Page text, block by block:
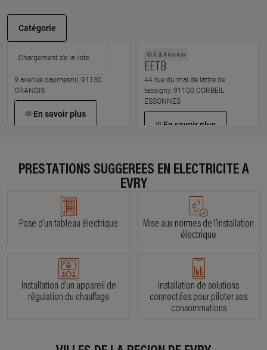
Catégorie
À 3.2 km km
9 avenue daumesnil, 91130
ORANGIS
En savoir plus
À 3.4 km km
EETB
44 rue du mal de lattre de
tassigny, 91100 CORBEIL
ESSONNES
En savoir plus
À 4.3 km km
En savoir plus
À 5.5 km km
ALLIANCE ELECTRIQUE
91210 DRAVEIL
En savoir plus
EGD
72 avenue eugene delacroix,
91210 DRAVEIL
FILIPELEC
73 allee de la cite nouvelle, 91210
DRAVEIL
PRESTATIONS SUGGÉRÉES EN ÉLECTRICITÉ À
EVRY
Pose d’un tableau électrique
Mise aux normes de l’installation
électrique
Installation d’un appareil de
régulation du chauffage
Installation de solutions
connectées pour piloter ses
consommations